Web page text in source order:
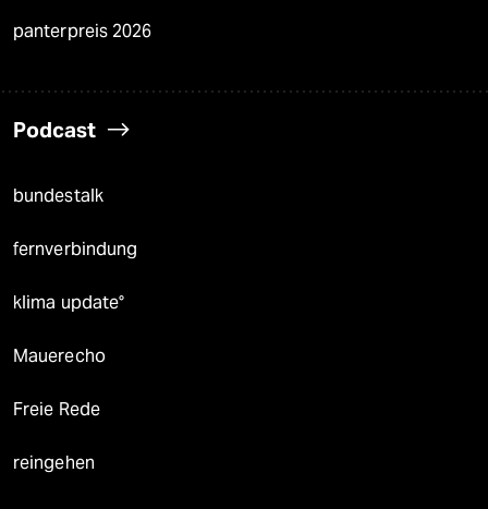
panterpreis 2026
Podcast
bundestalk
fernverbindung
klima update°
Mauerecho
Freie Rede
reingehen